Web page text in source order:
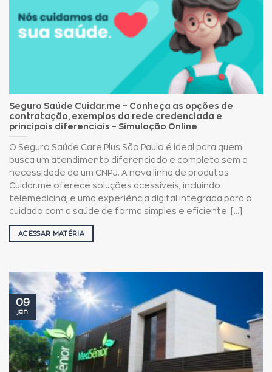
Seguro Saúde Cuidar.me – Conheça as opções de
contratação, exemplos da rede credenciada e
principais diferenciais – Simulação Online
O Seguro Saúde Care Plus São Paulo é ideal para quem
busca um atendimento diferenciado e completo sem a
necessidade de um CNPJ. A nova linha de produtos
Cuidar.me oferece soluções acessíveis, incluindo
telemedicina, e uma experiência digital integrada para o
cuidado com a saúde de forma simples e eficiente. [...]
ACESSAR MATÉRIA
09
jan